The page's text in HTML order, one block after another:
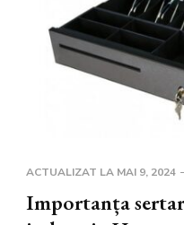
ACTUALIZAT LA MAI 9, 2024
Importanța